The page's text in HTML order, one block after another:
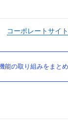
コーポレートサイト
の取り組みをまとめ